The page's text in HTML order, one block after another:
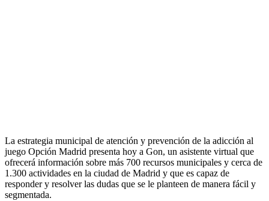
La estrategia municipal de atención y prevención de la adicción al
juego Opción Madrid presenta hoy a Gon, un asistente virtual que
ofrecerá información sobre más 700 recursos municipales y cerca de
1.300 actividades en la ciudad de Madrid y que es capaz de
responder y resolver las dudas que se le planteen de manera fácil y
segmentada.